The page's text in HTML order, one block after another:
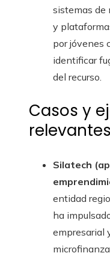
sistemas de
y
por jóvenes
identificar
del recurso.
Casos y
relevantes
Silatech
entidad
ha
empresarial